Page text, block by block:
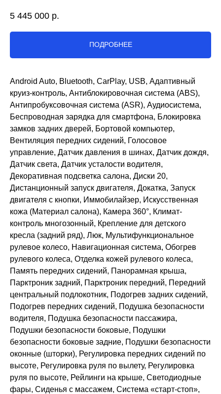
5 445 000 р.
ПОДРОБНЕЕ
Android Auto, Bluetooth, CarPlay, USB, Адаптивный
круиз-контроль, Антиблокировочная система (ABS),
Антипробуксовочная система (ASR), Аудиосистема,
Беспроводная зарядка для смартфона, Блокировка
замков задних дверей, Бортовой компьютер,
Вентиляция передних сидений, Голосовое
управление, Датчик давления в шинах, Датчик дождя,
Датчик света, Датчик усталости водителя,
Декоративная подсветка салона, Диски 20,
Дистанционный запуск двигателя, Докатка, Запуск
двигателя с кнопки, Иммобилайзер, Искусственная
кожа (Материал салона), Камера 360°, Климат-
контроль многозонный, Крепление для детского
кресла (задний ряд), Люк, Мультифункциональное
рулевое колесо, Навигационная система, Обогрев
рулевого колеса, Отделка кожей рулевого колеса,
Память передних сидений, Панорамная крыша,
Парктроник задний, Парктроник передний, Передний
центральный подлокотник, Подогрев задних сидений,
Подогрев передних сидений, Подушка безопасности
водителя, Подушка безопасности пассажира,
Подушки безопасности боковые, Подушки
безопасности боковые задние, Подушки безопасности
оконные (шторки), Регулировка передних сидений по
высоте, Регулировка руля по вылету, Регулировка
руля по высоте, Рейлинги на крыше, Светодиодные
фары, Сиденья с массажем, Система «старт-стоп»,